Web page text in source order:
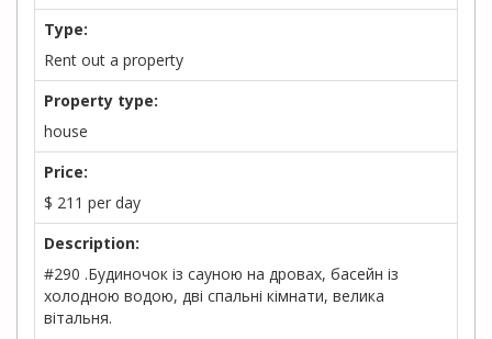
Type:
Rent out a property
Property type:
house
Price:
$ 211 per day
Description:
#290 .Будиночок із сауною на дровах, басейн із
холодною водою, дві спальні кімнати, велика
вітальня.